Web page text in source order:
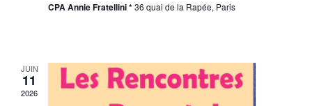
CPA Annie Fratellini *36 quai de la Rapée, Paris
JUIN
11
2026